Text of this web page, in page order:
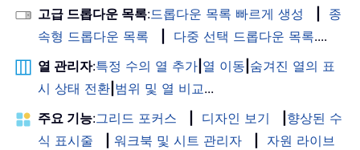
고급 드롭다운 목록:드롭다운 목록 빠르게 생성
종
속형 드롭다운 목록
다중 선택 드롭다운 목록....
열 관리자:특정 수의 열 추가 열 이동 숨겨진 열의 표
시 상태 전환 범위 및 열 비교...
주요 기능:그리드 포커스 디자인 보기
향상된 수
식 표시줄
워크북 및 시트 관리자
자원 라이브